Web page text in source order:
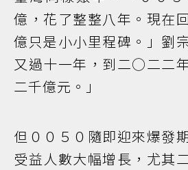
億，花了整整八年。現在
億只是小小里程碑。」劉
又過十一年，到二○二二
二千億元。」
但００５０隨即迎來爆發
受益人數大幅增長，尤